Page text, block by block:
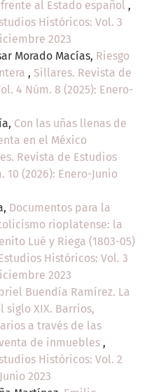
al Estado español ,
Históricos: Vol. 3
2023
Morado Macías, Riesgo
, Sillares. Revista de
4 Núm. 8 (2025): Enero-
Con las uñas llenas de
en el México
Revista de Estudios
10 (2026): Enero-Junio
Documentos para la
rioplatense: la
Lué y Riega (1803-05)
Históricos: Vol. 3
2023
Buendía Ramírez. La
XIX. Barrios,
a través de las
de inmuebles ,
Históricos: Vol. 2
2023